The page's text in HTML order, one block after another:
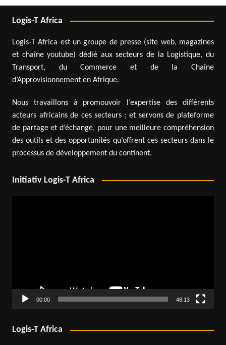
Logis-T Africa
Logis-T Africa est un groupe de presse (site web, magazines
et chaîne youtube) dédié aux secteurs de la Logistique, du
Transport, du Commerce et de la Chaîne
d’Approvisionnement en Afrique.
Nous travaillons à promouvoir l’expertise des différents
acteurs africains de ces secteurs ; et servons de plateforme
de partage et d’échange, pour une meilleure compréhension
des outils et des opportunités qu’offrent ces secteurs dans le
processus de développement du continent.
Initiativ Logis-T Africa
00:00 48:13
Logis-T Africa